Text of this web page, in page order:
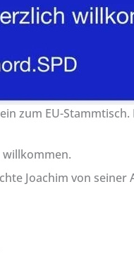
zum EU-
Joachim von